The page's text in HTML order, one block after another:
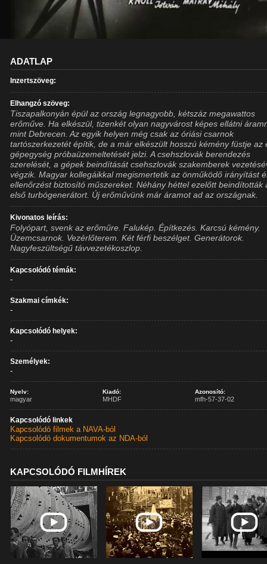
ADATLAP
Inzertszöveg:
Elhangzó szöveg:
Tiszapalkonyán épül az ország legnagyobb, kétszáz megawattos
erőműve. Ha elkészül, tizenkét olyan nagyvárost képes ellátni
mint Debrecen. Az egyik helyen még csak az óriási csarnok
tartószerkezetét építik, de a már elkészült hosszú kémény füstje az
gépegység próbaüzemeltetését jelzi. A csehszlovák berendezés
szerelését, a gépek beindítását csehszlovák szakemberek
végzik. Magyar kollegáikkal megismertetik az önműködő irányítást
ellenőrzést biztosító műszereket. Néhány héttel ezelőtt beindították
első turbógenerátort. Új erőművünk már áramot ad az országnak.
Kivonatos leírás:
Folyópart, svenk az erőműre. Falukép. Építkezés. Karcsú kémény.
Üzemcsarnok. Vezérlőterem. Két férfi beszélget. Generátorok.
Nagyfeszültségű távvezetékoszlop.
Kapcsolódó témák:
-
Szakmai címkék:
-
Kapcsolódó helyek:
-
Személyek:
-
Nyelv:
magyar
Kiadó:
MHDF
Azonosító:
mfh-57-37-02
Kapcsolódó linkek
Kapcsolódó filmek a NAVA-ból
Kapcsolódó dokumentumok az NDA-ból
KAPCSOLÓDÓ FILMHÍREK